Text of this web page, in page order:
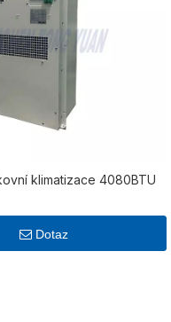
klimatizace 4080BTU
Dotaz